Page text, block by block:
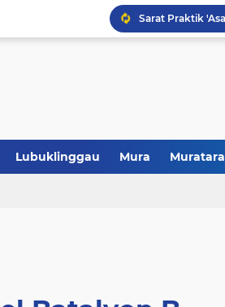
Lubuklinggau Mura Muratara